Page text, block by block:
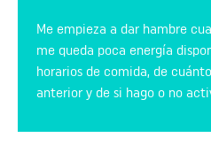
Me empieza a dar hambre
me queda poca energía
horarios de comida, de
anterior y de si hago o no